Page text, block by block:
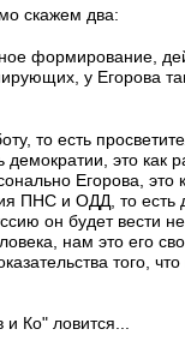
скажем два:
формирование,
у Егорова
то есть
это как
Егорова,
ПНС и ОДД, то есть
он будет вести
нам это его
того,
и Ко" ловится...